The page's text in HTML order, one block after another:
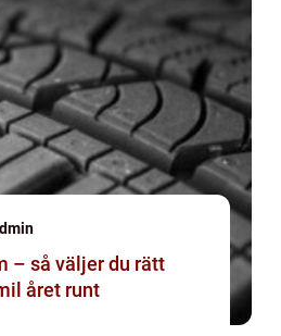
– så väljer du rätt
året runt